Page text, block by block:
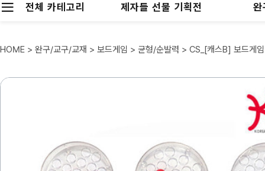
전체 카테고리 제자들 선물 기획전
HOME > 완구/교구/교재 > 보드게임 > 균형/순발력 > CS_[캐스B] 보드게